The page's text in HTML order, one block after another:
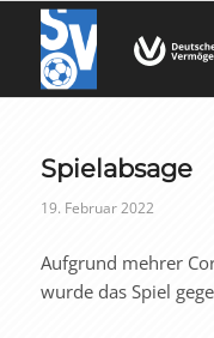
Spielabsage
19. Februar 2022
Aufgrund mehrer
wurde das Spiel